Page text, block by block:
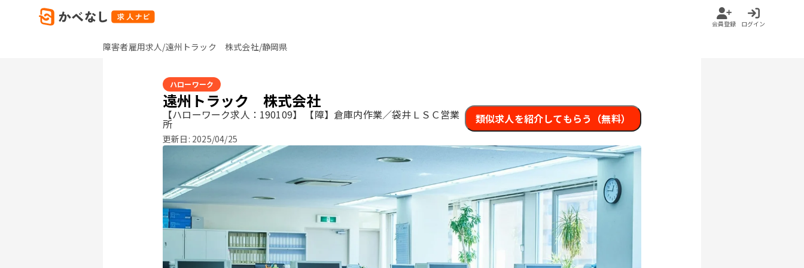
会員登録 ログイン
障害者雇用求人/遠州トラック 株式会社/静岡県
ハローワーク
遠州トラック 株式会社
【ハローワーク求人：190109】 【障】倉庫内作業／袋井ＬＳＣ営業
所
更新日: 2025/04/25
類似求人を紹介してもらう（無料）